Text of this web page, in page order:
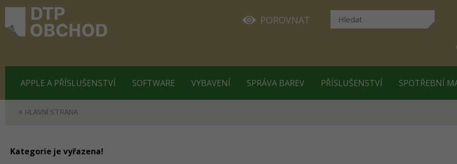
POROVNAT
APPLE A PŘÍSLUŠENSTVÍ SOFTWARE VYBAVENÍ SPRÁVA BAREV PŘÍSLUŠENSTVÍ SPOTŘEBNÍ
HLAVNÍ STRANA
Kategorie je vyřazena!